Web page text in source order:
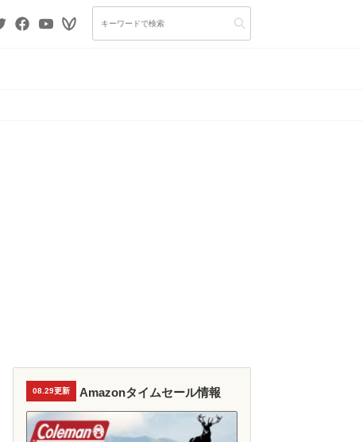
08.29更新 Amazonタイムセール情報